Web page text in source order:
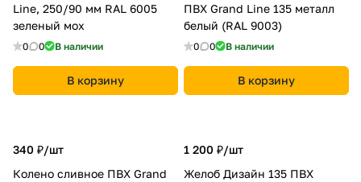
Line, 250/90 мм RAL 6005
зеленый мох
0 0 В наличии
В корзину
ПВХ Grand Line 135 металл
белый (RAL 9003)
0 0 В наличии
В корзину
340 ₽/шт
Колено сливное ПВХ Grand
1 200 ₽/шт
Желоб Дизайн 135 ПВХ